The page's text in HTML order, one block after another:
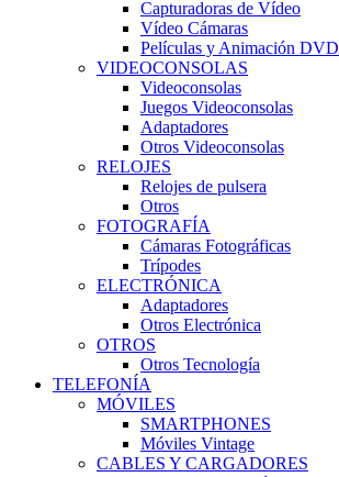
Capturadoras de Vídeo
Vídeo Cámaras
Películas y Animación DVD
VIDEOCONSOLAS
Videoconsolas
Juegos Videoconsolas
Adaptadores
Otros Videoconsolas
RELOJES
Relojes de pulsera
Otros
FOTOGRAFÍA
Cámaras Fotográficas
Trípodes
ELECTRÓNICA
Adaptadores
Otros Electrónica
OTROS
Otros Tecnología
TELEFONÍA
MÓVILES
SMARTPHONES
Móviles Vintage
CABLES Y CARGADORES